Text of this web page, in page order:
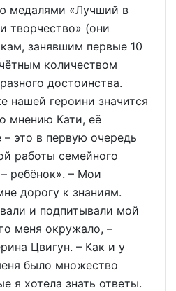
медалями «Лучший в
творчество» (они
занявшим первые 10
количеством
достоинства.
нашей героини значится
мнению Кати, её
это в первую очередь
работы семейного
ребёнок». – Мои
дорогу к знаниям.
и подпитывали мой
меня окружало, –
Цвигун. – Как и у
было множество
я хотела знать ответы.